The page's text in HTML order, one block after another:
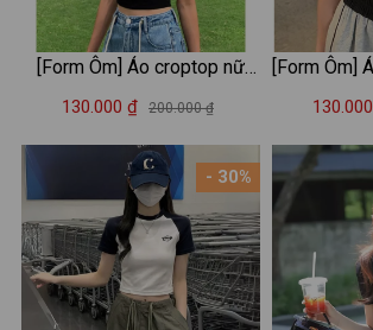
[Form Ôm] Áo croptop nữ
Positive - Áo thun LOZA
130.000 ₫ 200.000 ₫
- 30%
[Form Ôm]
in chữ - Áo